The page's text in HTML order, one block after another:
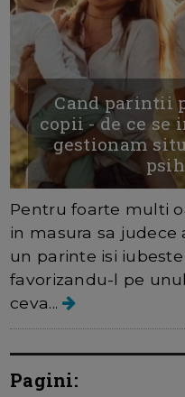
Cand parintii
copii - de ce se
gestionam
Pentru foarte multi
in masura sa judece
un parinte isi
favorizandu-l pe
ceva...
Pagini: